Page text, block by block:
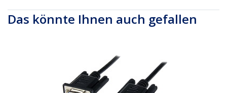
Das könnte Ihnen auch gefallen